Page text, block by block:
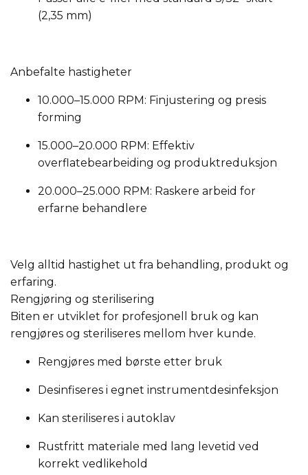
(2,35 mm)
Anbefalte hastigheter
10.000–15.000 RPM: Finjustering og presis
forming
15.000–20.000 RPM: Effektiv
overflatebearbeiding og produktreduksjon
20.000–25.000 RPM: Raskere arbeid for
erfarne behandlere
Velg alltid hastighet ut fra behandling, produkt og
erfaring.
Rengjøring og sterilisering
Biten er utviklet for profesjonell bruk og kan
rengjøres og steriliseres mellom hver kunde.
Rengjøres med børste etter bruk
Desinfiseres i egnet instrumentdesinfeksjon
Kan steriliseres i autoklav
Rustfritt materiale med lang levetid ved
korrekt vedlikehold